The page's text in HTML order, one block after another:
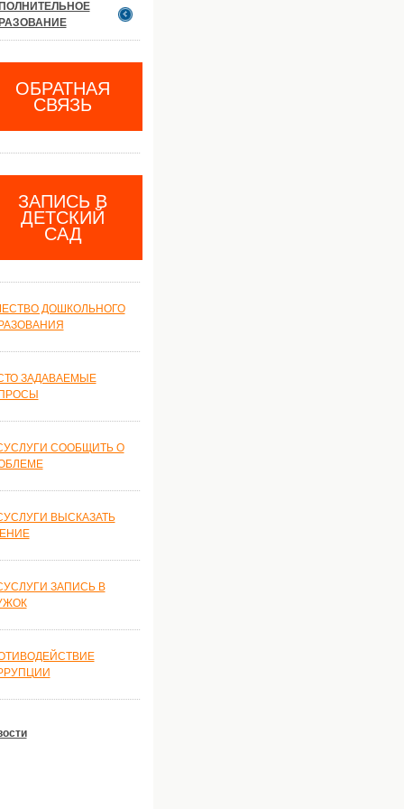
ОБРАТНАЯ
СВЯЗЬ
ЗАПИСЬ В
ДЕТСКИЙ
САД
ДОШКОЛЬНОГО
ЗАДАВАЕМЫЕ
СООБЩИТЬ О
ВЫСКАЗАТЬ
ЗАПИСЬ В